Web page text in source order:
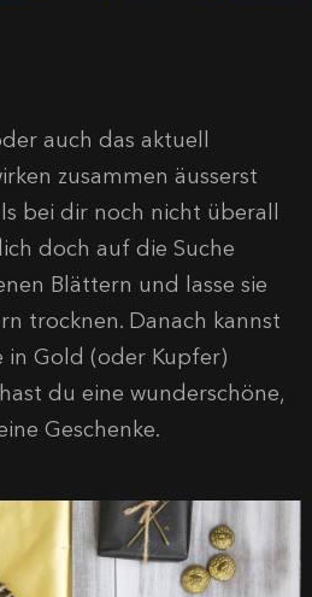
auch das aktuell
zusammen äusserst
bei dir noch nicht überall
doch auf die Suche
Blättern und lasse sie
trocknen. Danach kannst
Gold (oder Kupfer)
du eine wunderschöne,
Geschenke.